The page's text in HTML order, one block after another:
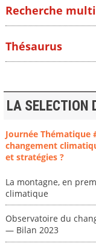
Recherche
Thésaurus
LA SELECTION
Journée Thématique
changement
et stratégies ?
La montagne, en
climatique
Observatoire du
— Bilan 2023